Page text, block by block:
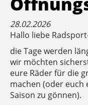
28.02.2026
Hallo liebe
die Tage werden
wir möchten
eure Räder für die
machen (oder euch
Saison zu gönnen).